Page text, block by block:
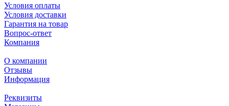
Условия оплаты
Условия доставки
Гарантия на товар
Вопрос-ответ
Компания
О компании
Отзывы
Информация
Реквизиты